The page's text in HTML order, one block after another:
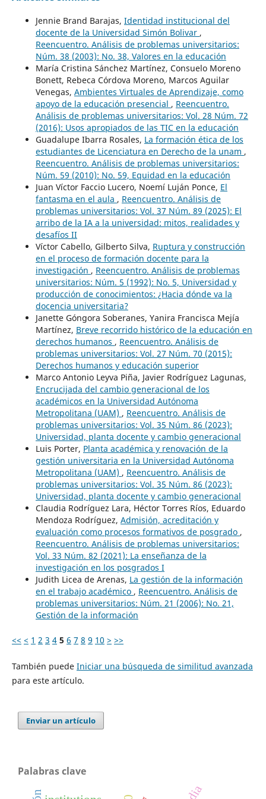
Jennie Brand Barajas, Identidad institucional del
docente de la Universidad Simón Bolivar ,
Reencuentro. Análisis de problemas universitarios:
Núm. 38 (2003): No. 38, Valores en la educación
María Cristina Sánchez Martínez, Consuelo Moreno
Bonett, Rebeca Córdova Moreno, Marcos Aguilar
Venegas, Ambientes Virtuales de Aprendizaje, como
apoyo de la educación presencial , Reencuentro.
Análisis de problemas universitarios: Vol. 28 Núm. 72
(2016): Usos apropiados de las TIC en la educación
Guadalupe Ibarra Rosales, La formación ética de los
estudiantes de Licenciatura en Derecho de la unam ,
Reencuentro. Análisis de problemas universitarios:
Núm. 59 (2010): No. 59, Equidad en la educación
Juan Víctor Faccio Lucero, Noemí Luján Ponce, El
fantasma en el aula , Reencuentro. Análisis de
problemas universitarios: Vol. 37 Núm. 89 (2025): El
arribo de la IA a la universidad: mitos, realidades y
desafíos II
Víctor Cabello, Gilberto Silva, Ruptura y construcción
en el proceso de formación docente para la
investigación , Reencuentro. Análisis de problemas
universitarios: Núm. 5 (1992): No. 5, Universidad y
producción de conocimientos: ¿Hacia dónde va la
docencia universitaria?
Janette Góngora Soberanes, Yanira Francisca Mejía
Martínez, Breve recorrido histórico de la educación en
derechos humanos , Reencuentro. Análisis de
problemas universitarios: Vol. 27 Núm. 70 (2015):
Derechos humanos y educación superior
Marco Antonio Leyva Piña, Javier Rodríguez Lagunas,
Encrucijada del cambio generacional de los
académicos en la Universidad Autónoma
Metropolitana (UAM) , Reencuentro. Análisis de
problemas universitarios: Vol. 35 Núm. 86 (2023):
Universidad, planta docente y cambio generacional
Luis Porter, Planta académica y renovación de la
gestión universitaria en la Universidad Autónoma
Metropolitana (UAM) , Reencuentro. Análisis de
problemas universitarios: Vol. 35 Núm. 86 (2023):
Universidad, planta docente y cambio generacional
Claudia Rodríguez Lara, Héctor Torres Ríos, Eduardo
Mendoza Rodríguez, Admisión, acreditación y
evaluación como procesos formativos de posgrado ,
Reencuentro. Análisis de problemas universitarios:
Vol. 33 Núm. 82 (2021): La enseñanza de la
investigación en los posgrados I
Judith Licea de Arenas, La gestión de la información
en el trabajo académico , Reencuentro. Análisis de
problemas universitarios: Núm. 21 (2006): No. 21,
Gestión de la información
<< < 1 2 3 4 5 6 7 8 9 10 > >>
También puede Iniciar una búsqueda de similitud avanzada
para este artículo.
Enviar un artículo
Palabras clave